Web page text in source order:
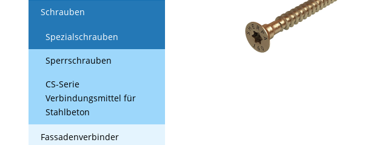
Schrauben
Spezialschrauben
Sperrschrauben
CS-Serie
Verbindungsmittel für
Stahlbeton
Fassadenverbinder